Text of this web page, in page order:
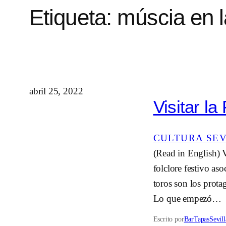
Etiqueta: múscia en
abril 25, 2022
Visitar la
CULTURA
(Read in English)
folclore festivo
toros son los
Lo que empezó…
Escrito por